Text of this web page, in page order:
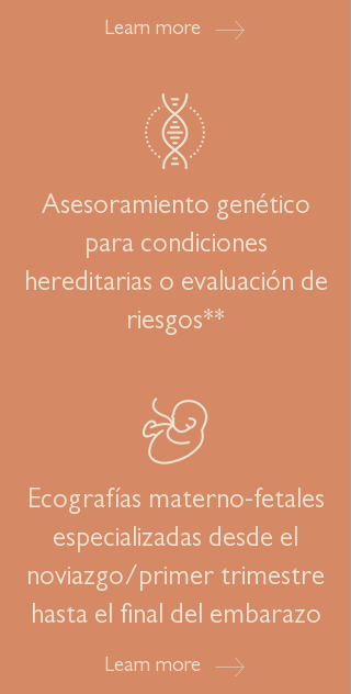
Learn more
Asesoramiento genético
para condiciones
hereditarias o evaluación de
riesgos**
Ecografías materno-fetales
especializadas desde el
noviazgo/primer trimestre
hasta el final del embarazo
Learn more